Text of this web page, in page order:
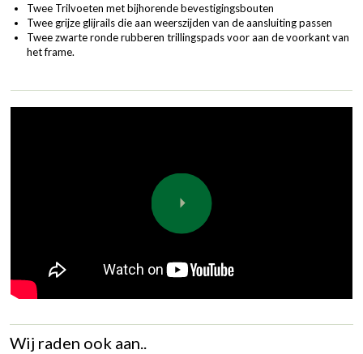
Twee Trilvoeten met bijhorende bevestigingsbouten
Twee grijze glijrails die aan weerszijden van de aansluiting passen
Twee zwarte ronde rubberen trillingspads voor aan de voorkant van
het frame.
Wij raden ook aan..